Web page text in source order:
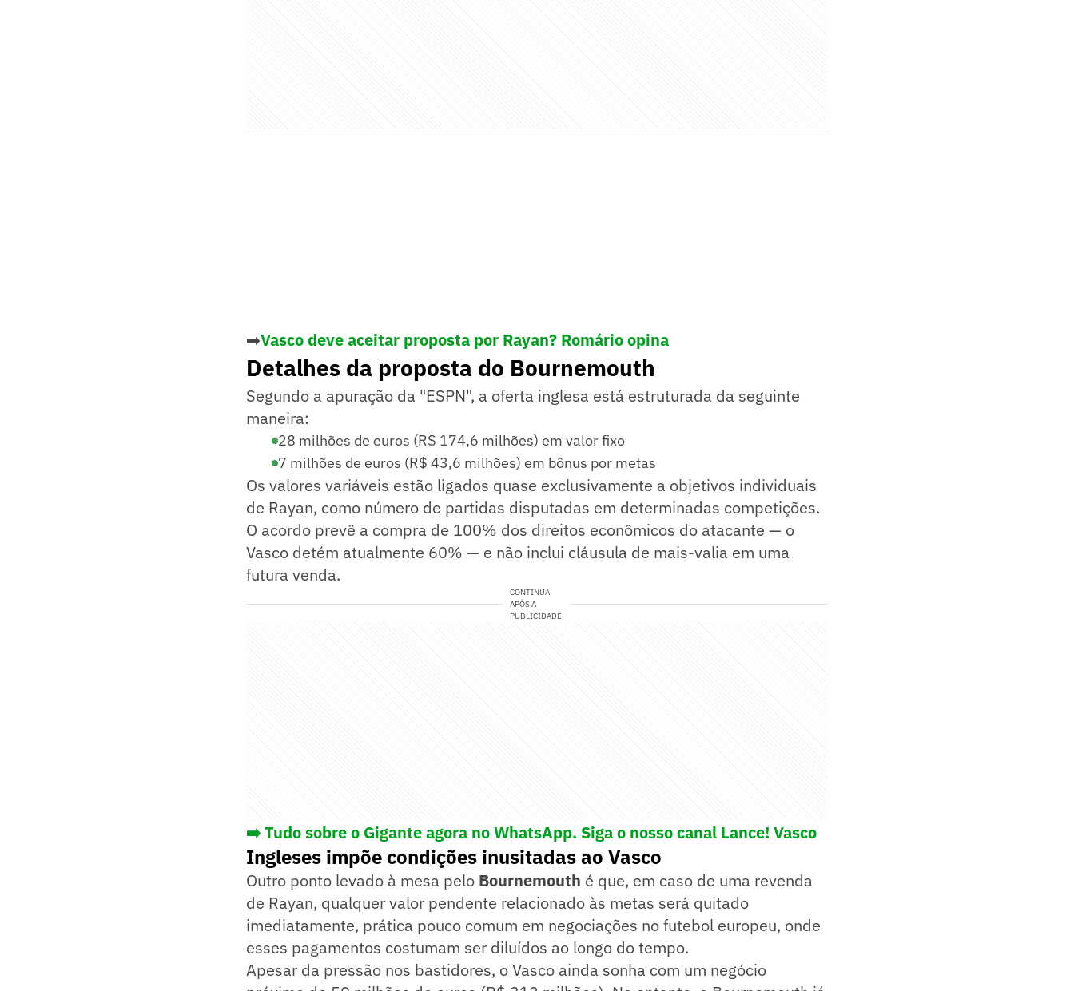
➡️Vasco deve aceitar proposta por Rayan? Romário opina
Detalhes da proposta do Bournemouth
Segundo a apuração da "ESPN", a oferta inglesa está estruturada da seguinte
maneira:
28 milhões de euros (R$ 174,6 milhões) em valor fixo
7 milhões de euros (R$ 43,6 milhões) em bônus por metas
Os valores variáveis estão ligados quase exclusivamente a objetivos individuais
de Rayan, como número de partidas disputadas em determinadas competições.
O acordo prevê a compra de 100% dos direitos econômicos do atacante — o
Vasco detém atualmente 60% — e não inclui cláusula de mais-valia em uma
futura venda.
CONTINUA
APÓS A
PUBLICIDADE
➡️ Tudo sobre o Gigante agora no WhatsApp. Siga o nosso canal Lance! Vasco
Ingleses impõe condições inusitadas ao Vasco
Outro ponto levado à mesa pelo Bournemouth é que, em caso de uma revenda
de Rayan, qualquer valor pendente relacionado às metas será quitado
imediatamente, prática pouco comum em negociações no futebol europeu, onde
esses pagamentos costumam ser diluídos ao longo do tempo.
Apesar da pressão nos bastidores, o Vasco ainda sonha com um negócio